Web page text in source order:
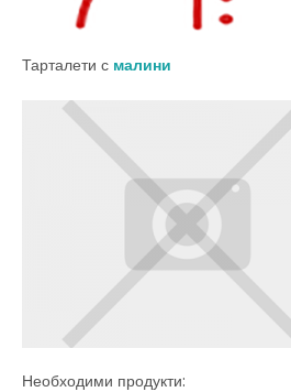
Тарталети с малини
Необходими продукти: